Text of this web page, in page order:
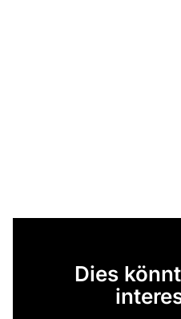
Dies